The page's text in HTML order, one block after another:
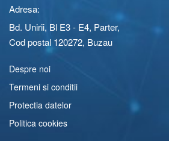
Adresa:
Bd. Unirii, Bl E3 - E4, Parter,
Cod postal 120272, Buzau
Despre noi
Termeni si conditii
Protectia datelor
Politica cookies